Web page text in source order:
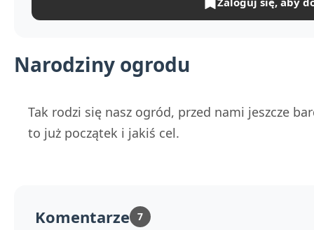
Narodziny ogrodu
Tak rodzi się nasz ogród, przed nami jeszcze
to już początek i jakiś cel.
Komentarze 7